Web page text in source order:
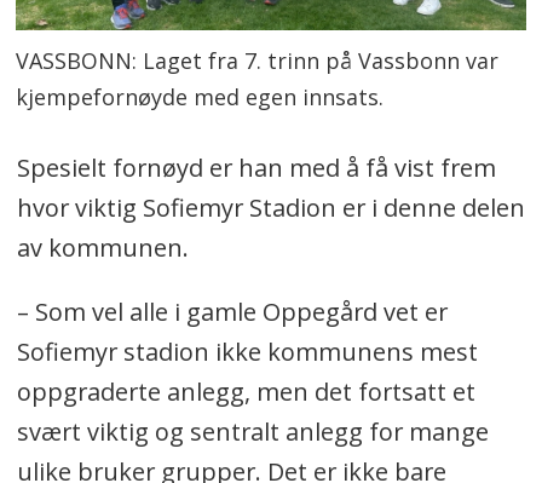
VASSBONN: Laget fra 7. trinn på Vassbonn var
kjempefornøyde med egen innsats.
Spesielt fornøyd er han med å få vist frem
hvor viktig Sofiemyr Stadion er i denne delen
av kommunen.
– Som vel alle i gamle Oppegård vet er
Sofiemyr stadion ikke kommunens mest
oppgraderte anlegg, men det fortsatt et
svært viktig og sentralt anlegg for mange
ulike bruker grupper. Det er ikke bare